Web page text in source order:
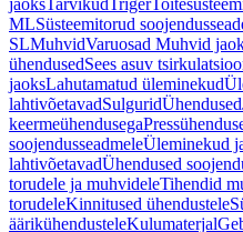
jaoksTarvikudTriger
MLSüsteemitorud
SLMuhvidVaruosad Muhvid
ühendusedSees asuv
jaoksLahutamatud üleminekud
lahtivõetavadSulguridÜhendused
keermeühendusega
soojendusseadmeleÜleminekud
lahtivõetavadÜhendused
torudele ja muhvideleTihendid
torudeleKinnitused ühendustele
äärikühendusteleKulumaterjal